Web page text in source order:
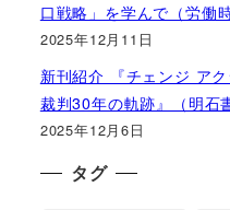
口戦略」を学んで（労働
2025年12月11日
新刊紹介 『チェンジ ア
裁判30年の軌跡』（明石
2025年12月6日
タグ